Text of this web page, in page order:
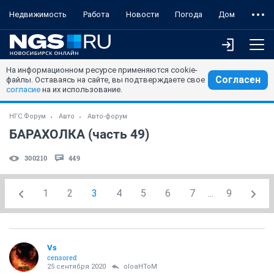
Недвижимость Работа Новости Погода Дом
На информационном ресурсе применяются cookie-
файлы. Оставаясь на сайте, вы подтверждаете свое
согласие на их использование.
Согласен
НГС.Форум Авто Авто-форум
БАРАХОЛКА (часть 49)
300210 449
1 2 3 4 5 6 7 ... 9
Vs
censored
25 сентября 2020 oIoaHToM